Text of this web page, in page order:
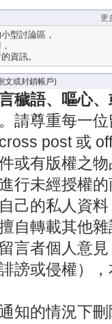
更
型討論區，
資訊。
文或封鎖帳戶)
穢語、嘔心
請尊重每一
post 或
或有版權之
行未經授權
己的私人資
自轉載其他
言者個人意
謗或侵權）
知的情況下